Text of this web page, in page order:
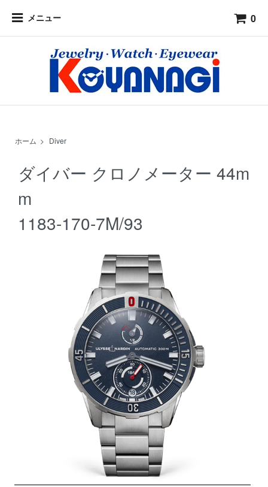
メニュー 0
ホーム > Diver
ダイバー クロノメーター 44m
m
1183-170-7M/93